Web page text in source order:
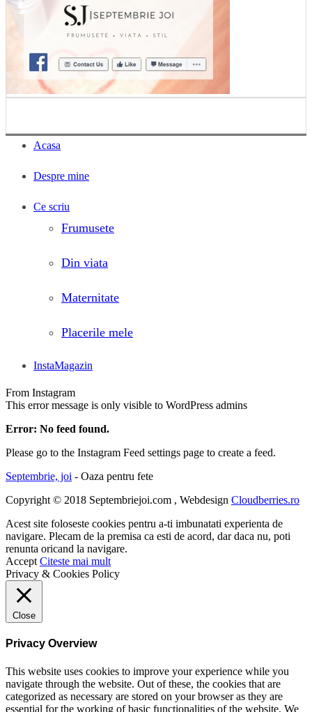
Acasa
Despre mine
Ce scriu
Frumusete
Din viata
Maternitate
Placerile mele
InstaMagazin
From Instagram
This error message is only visible to WordPress admins
Error: No feed found.
Please go to the Instagram Feed settings page to create a feed.
Septembrie, joi - Oaza pentru fete
Copyright © 2018 Septembriejoi.com , Webdesign Cloudberries.ro
Acest site foloseste cookies pentru a-ti imbunatati experienta de
navigare. Plecam de la premisa ca esti de acord, dar daca nu, poti
renunta oricand la navigare.
Accept Citeste mai mult
Privacy & Cookies Policy
Close
Privacy Overview
This website uses cookies to improve your experience while you
navigate through the website. Out of these, the cookies that are
categorized as necessary are stored on your browser as they are
essential for the working of basic functionalities of the website. We